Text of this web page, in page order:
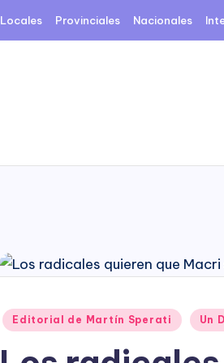
Locales Provinciales Nacionales
Posted
Editorial de Martín Sperati Un